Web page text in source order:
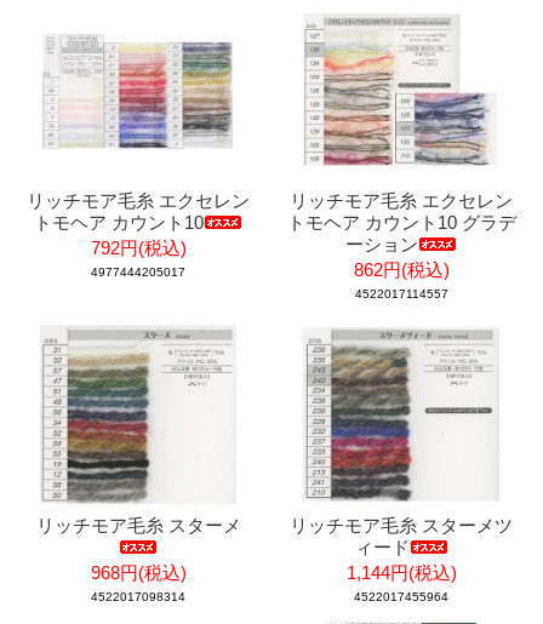
リッチモア毛糸 エクセレン
トモヘア カウント10
792円(税込)
4977444205017
リッチモア毛糸 エクセレン
トモヘア カウント10 グラデ
ーション
862円(税込)
4522017114557
リッチモア毛糸 スターメ
968円(税込)
4522017098314
リッチモア毛糸 スターメツ
ィード
1,144円(税込)
4522017455964